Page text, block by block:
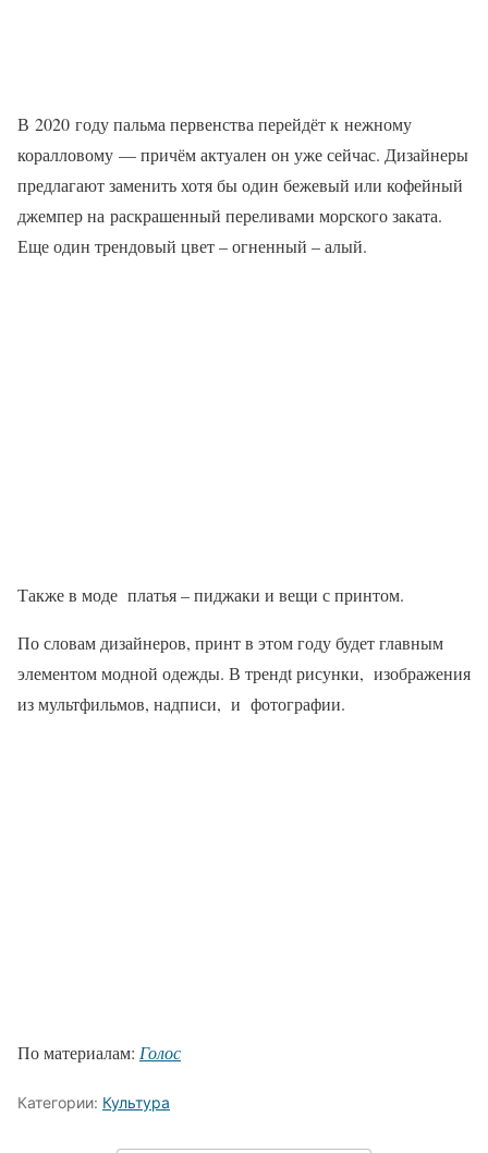
В 2020 году пальма первенства перейдёт к нежному
коралловому — причём актуален он уже сейчас. Дизайнеры
предлагают заменить хотя бы один бежевый или кофейный
джемпер на раскрашенный переливами морского заката.
Еще один трендовый цвет – огненный – алый.
Также в моде платья – пиджаки и вещи с принтом.
По словам дизайнеров, принт в этом году будет главным
элементом модной одежды. В трендt рисунки, изображения
из мультфильмов, надписи, и фотографии.
По материалам: Голос
Категории: Культура